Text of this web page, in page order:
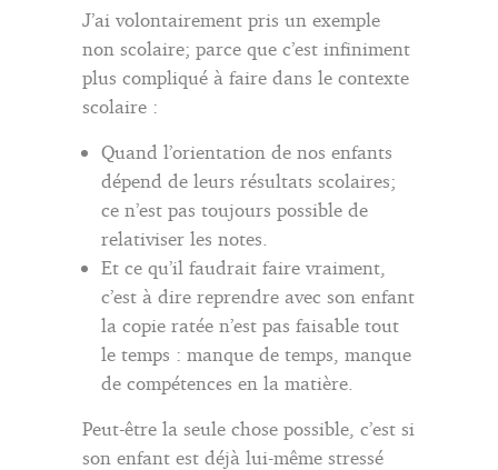
J’ai volontairement pris un exemple
non scolaire; parce que c’est infiniment
plus compliqué à faire dans le contexte
scolaire :
Quand l’orientation de nos enfants
dépend de leurs résultats scolaires;
ce n’est pas toujours possible de
relativiser les notes.
Et ce qu’il faudrait faire vraiment,
c’est à dire reprendre avec son enfant
la copie ratée n’est pas faisable tout
le temps : manque de temps, manque
de compétences en la matière.
Peut-être la seule chose possible, c’est si
son enfant est déjà lui-même stressé